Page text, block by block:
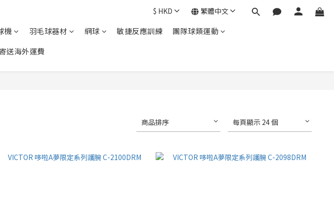
機 羽毛球器材 網球 敏捷反應訓練
團隊球類運動
寄送海外運費
$ HKD 繁體中文
商品排序 每頁顯示 24 個